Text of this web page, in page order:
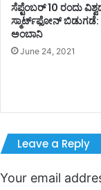
ಸೆಪ್ಟೆಂಬರ್‌‌ 10 ರಂದು
ಸ್ಮಾರ್ಟ್‌ಫೋನ್‌‌
ಅಂಬಾನಿ
June 24, 2021
Leave a Reply
Your email